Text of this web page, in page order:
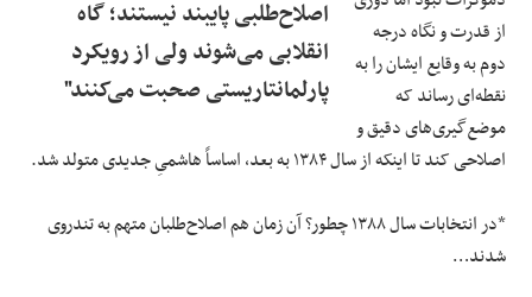
اصلاح‌طلبی پایبند نیستند؛ گاه
انقلابی می‌شوند ولی از رویکرد
پارلمانتاریستی صحبت می‌کنند"
از قدرت و نگاه درجه
دوم به وقایع ایشان را به
نقطه‌ای رساند که
موضع‌گیری‌های دقیق و
اصلاحی کند تا اینکه از سال ۱۳۸۴ به بعد، اساساً‌ هاشمیِ جدیدی متولد شد.
*در انتخابات سال ۱۳۸۸ چطور؟ آن زمان هم اصلاح‌طلبان متهم به تندروی
شدند…